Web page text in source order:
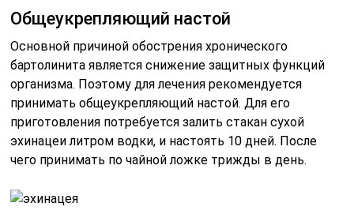
Общеукрепляющий настой
Основной причиной обострения хронического
бартолинита является снижение защитных функций
организма. Поэтому для лечения рекомендуется
принимать общеукрепляющий настой. Для его
приготовления потребуется залить стакан сухой
эхинацеи литром водки, и настоять 10 дней. После
чего принимать по чайной ложке трижды в день.